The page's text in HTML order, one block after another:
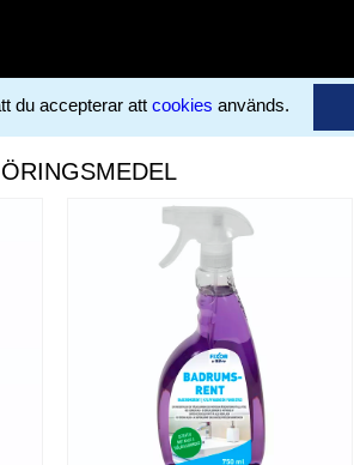
du accepterar att cookies används.